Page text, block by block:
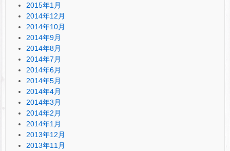
2015年1月
2014年12月
2014年10月
2014年9月
2014年8月
2014年7月
2014年6月
2014年5月
2014年4月
2014年3月
2014年2月
2014年1月
2013年12月
2013年11月